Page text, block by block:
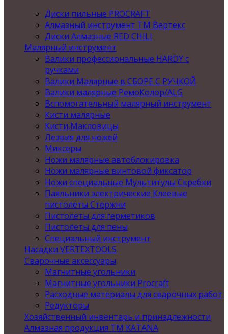
Диски пильные PROCRAFT
Алмазный инструмент ТМ Вертекс
Диски Алмазные RED CHILI
Малярный инструмент
Валики профессиональные HARDY с
ручками
Валики Малярные в СБОРЕ С РУЧКОЙ
Валики малярные РемоКолор/ALG
Вспомогательный малярный инструмент
Кисти малярные
Кисти,Макловицы
Лезвия для ножей
Миксеры
Ножи малярные автоблокировка
Ножи малярные винтовой фиксатор
Ножи специальные Мультитулы Скребки
Паяльники электрические Клеевые
пистолеты Стержни
Пистолеты для герметиков
Пистолеты для пены
Специальный инструмент
Насадки VERTEXTOOLS
Сварочные аксессуары
Магнитные угольники
Магнитные угольники Procraft
Расходные материалы для сварочных работ
Редукторы
Хозяйственный инвентарь и принадлежности
Алмазная продукция ТМ KATANA